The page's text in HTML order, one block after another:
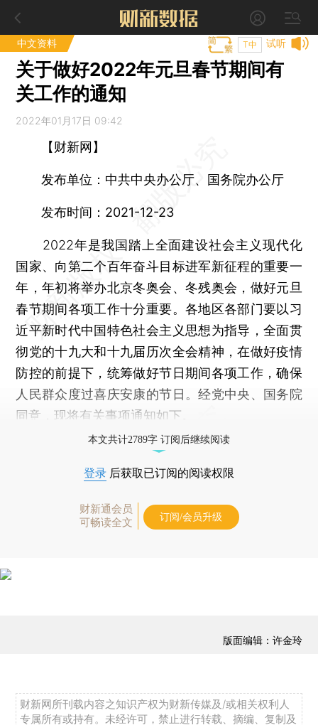
中文资料 试听
T中
关于做好2022年元旦春节期间有
关工作的通知
2022年01月17日 09:42
【财新网】
发布单位：中共中央办公厅、国务院办公厅
发布时间：2021-12-23
2022年是我国踏上全面建设社会主义现代化
国家、向第二个百年奋斗目标进军新征程的重要一
年，年初将举办北京冬奥会、冬残奥会，做好元旦
春节期间各项工作十分重要。各地区各部门要以习
近平新时代中国特色社会主义思想为指导，全面贯
彻党的十九大和十九届历次全会精神，在做好疫情
防控的前提下，统筹做好节日期间各项工作，确保
人民群众度过喜庆安康的节日。经党中央、国务院
同意，现将有关事项通知如下。
本文共计2789字 订阅后继续阅读
登录 后获取已订阅的阅读权限
财新通会员
可畅读全文
订阅/会员升级
版面编辑：许金玲
财新网所刊载内容之知识产权为财新传媒及/或相关权利人
专属所有或持有。未经许可，禁止进行转载、摘编、复制及